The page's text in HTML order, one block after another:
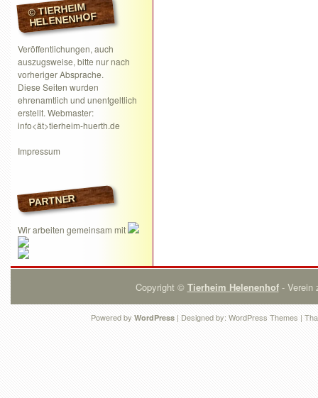
© TIERHEIM
HELENENHOF
Veröffentlichungen, auch
auszugsweise, bitte nur nach
vorheriger Absprache.
Diese Seiten wurden
ehrenamtlich und unentgeltlich
erstellt. Webmaster:
info<ät>tierheim-huerth.de
Impressum
PARTNER
Wir arbeiten gemeinsam mit
Copyright © Tierheim Helenenhof- Verein
Powered by WordPress | Designed by: WordPress Themes |